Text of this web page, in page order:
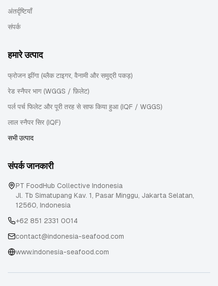
अंतर्दृष्टियाँ
संपर्क
हमारे उत्पाद
फ्रोजन झींगा (ब्लैक टाइगर, वैनामी और समुद्री पकड़)
रेड स्नैपर भाग (WGGS / फ़िलेट)
पर्ल पर्च फिलेट और पूरी तरह से साफ किया हुआ (IQF / WGGS)
लाल स्नैपर सिर (IQF)
सभी उत्पाद
संपर्क जानकारी
PT FoodHub Collective Indonesia
Jl. Tb Simatupang Kav. 1, Pasar Minggu, Jakarta Selatan,
12560, Indonesia
+62 851 2331 0014
contact@indonesia-seafood.com
www.indonesia-seafood.com